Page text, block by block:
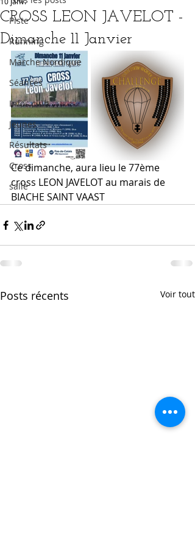
Piste
Running
Marche Nordique
Séances
Infos club
Jeunes
Résultats
Cross
salle
CROSS LEON JAVELOT -
Dimanche 11 Janvier
Ce dimanche, aura lieu le 77ème
cross LEON JAVELOT au marais de
BIACHE SAINT VAAST
Posts récents Voir tout